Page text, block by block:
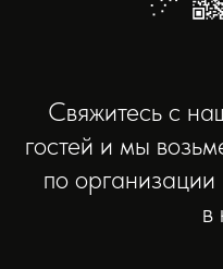
Свяжитесь с
гостей и мы
по
в